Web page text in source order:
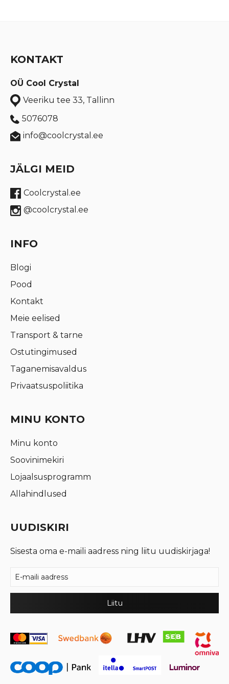
KONTAKT
OÜ Cool Crystal
Veeriku tee 33, Tallinn
5076078
info@coolcrystal.ee
JÄLGI MEID
Coolcrystal.ee
@coolcrystal.ee
INFO
Blogi
Pood
Kontakt
Meie eelised
Transport & tarne
Ostutingimused
Taganemisavaldus
Privaatsuspoliitika
MINU KONTO
Minu konto
Soovinimekiri
Lojaalsusprogramm
Allahindlused
UUDISKIRI
Sisesta oma e-maili aadress ning liitu uudiskirjaga!